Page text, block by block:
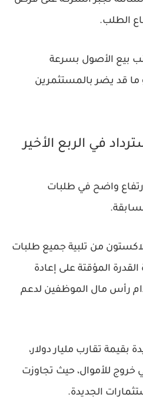
الطلب.
بيع الأصول بسرعة
ما قد يضر بالمستثمرين
في الربع الأخير
ارتفاع واضح في طلبات
من تلبية جميع طلبات
المؤقتة على إعادة
رأس مال الموظفين لدعم
تقارب مليار دولار،
للأموال، حيث تجاوزت
الجديدة.